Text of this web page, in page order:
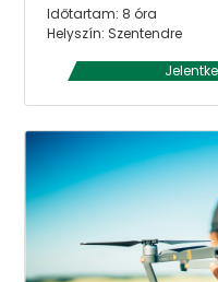
Időtartam: 8 óra
Helyszín: Szentendre